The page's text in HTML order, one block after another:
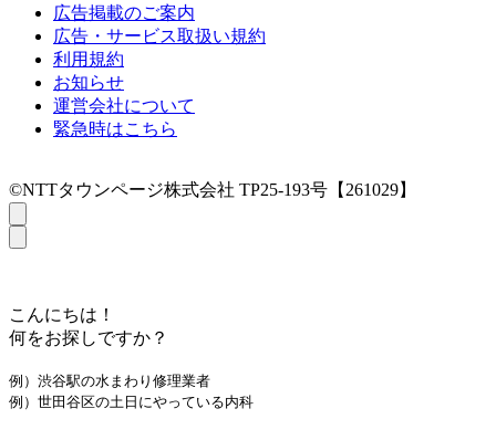
広告掲載のご案内
広告・サービス取扱い規約
利用規約
お知らせ
運営会社について
緊急時はこちら
©NTTタウンページ株式会社 TP25-193号【261029】
こんにちは！
何をお探しですか？
例）渋谷駅の水まわり修理業者
例）世田谷区の土日にやっている内科